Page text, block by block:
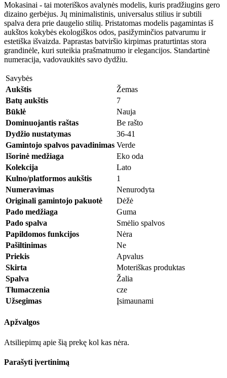
Mokasinai - tai moteriškos avalynės modelis, kuris pradžiugins gero
dizaino gerbėjus. Jų minimalistinis, universalus stilius ir subtili
spalva dera prie daugelio stilių. Pristatomas modelis pagamintas iš
aukštos kokybės ekologiškos odos, pasižyminčios patvarumu ir
estetiška išvaizda. Paprastas batviršio kirpimas praturtintas stora
grandinėle, kuri suteikia prašmatnumo ir elegancijos. Standartinė
numeracija, vadovaukitės savo dydžiu.
Savybės
Aukštis
Žemas
Batų aukštis
7
Būklė
Nauja
Dominuojantis raštas
Be rašto
Dydžio nustatymas
36-41
Gamintojo spalvos pavadinimas Verde
Išorinė medžiaga
Eko oda
Kolekcija
Lato
Kulno/platformos aukštis
1
Numeravimas
Nenurodyta
Originali gamintojo pakuotė
Dėžė
Pado medžiaga
Guma
Pado spalva
Smėlio spalvos
Papildomos funkcijos
Nėra
Pašiltinimas
Ne
Priekis
Apvalus
Skirta
Moteriškas produktas
Spalva
Žalia
Tłumaczenia
cze
Užsegimas
Įsimaunami
Apžvalgos
Atsiliepimų apie šią prekę kol kas nėra.
Parašyti įvertinimą